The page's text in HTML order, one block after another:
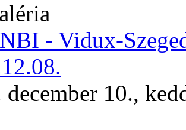
- Vidux-
december 10.,